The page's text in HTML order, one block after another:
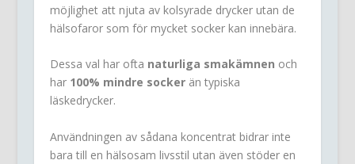
möjlighet att njuta av kolsyrade drycker utan de
hälsofaror som för mycket socker kan innebära.
Dessa val har ofta naturliga smakämnen och
har 100% mindre sockerän typiska
läskedrycker.
Användningen av sådana koncentrat bidrar inte
bara till en hälsosam livsstil utan även stöder en